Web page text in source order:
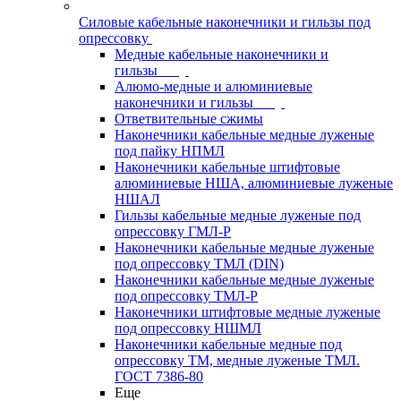
Силовые кабельные наконечники и гильзы под
опрессовку
Медные кабельные наконечники и
гильзы
Алюмо-медные и алюминиевые
наконечники и гильзы
Ответвительные сжимы
Наконечники кабельные медные луженые
под пайку НПМЛ
Наконечники кабельные штифтовые
алюминиевые НША, алюминиевые луженые
НШАЛ
Гильзы кабельные медные луженые под
опрессовку ГМЛ-Р
Наконечники кабельные медные луженые
под опрессовку ТМЛ (DIN)
Наконечники кабельные медные луженые
под опрессовку ТМЛ-Р
Наконечники штифтовые медные луженые
под опрессовку НШМЛ
Наконечники кабельные медные под
опрессовку ТМ, медные луженые ТМЛ.
ГОСТ 7386-80
Еще